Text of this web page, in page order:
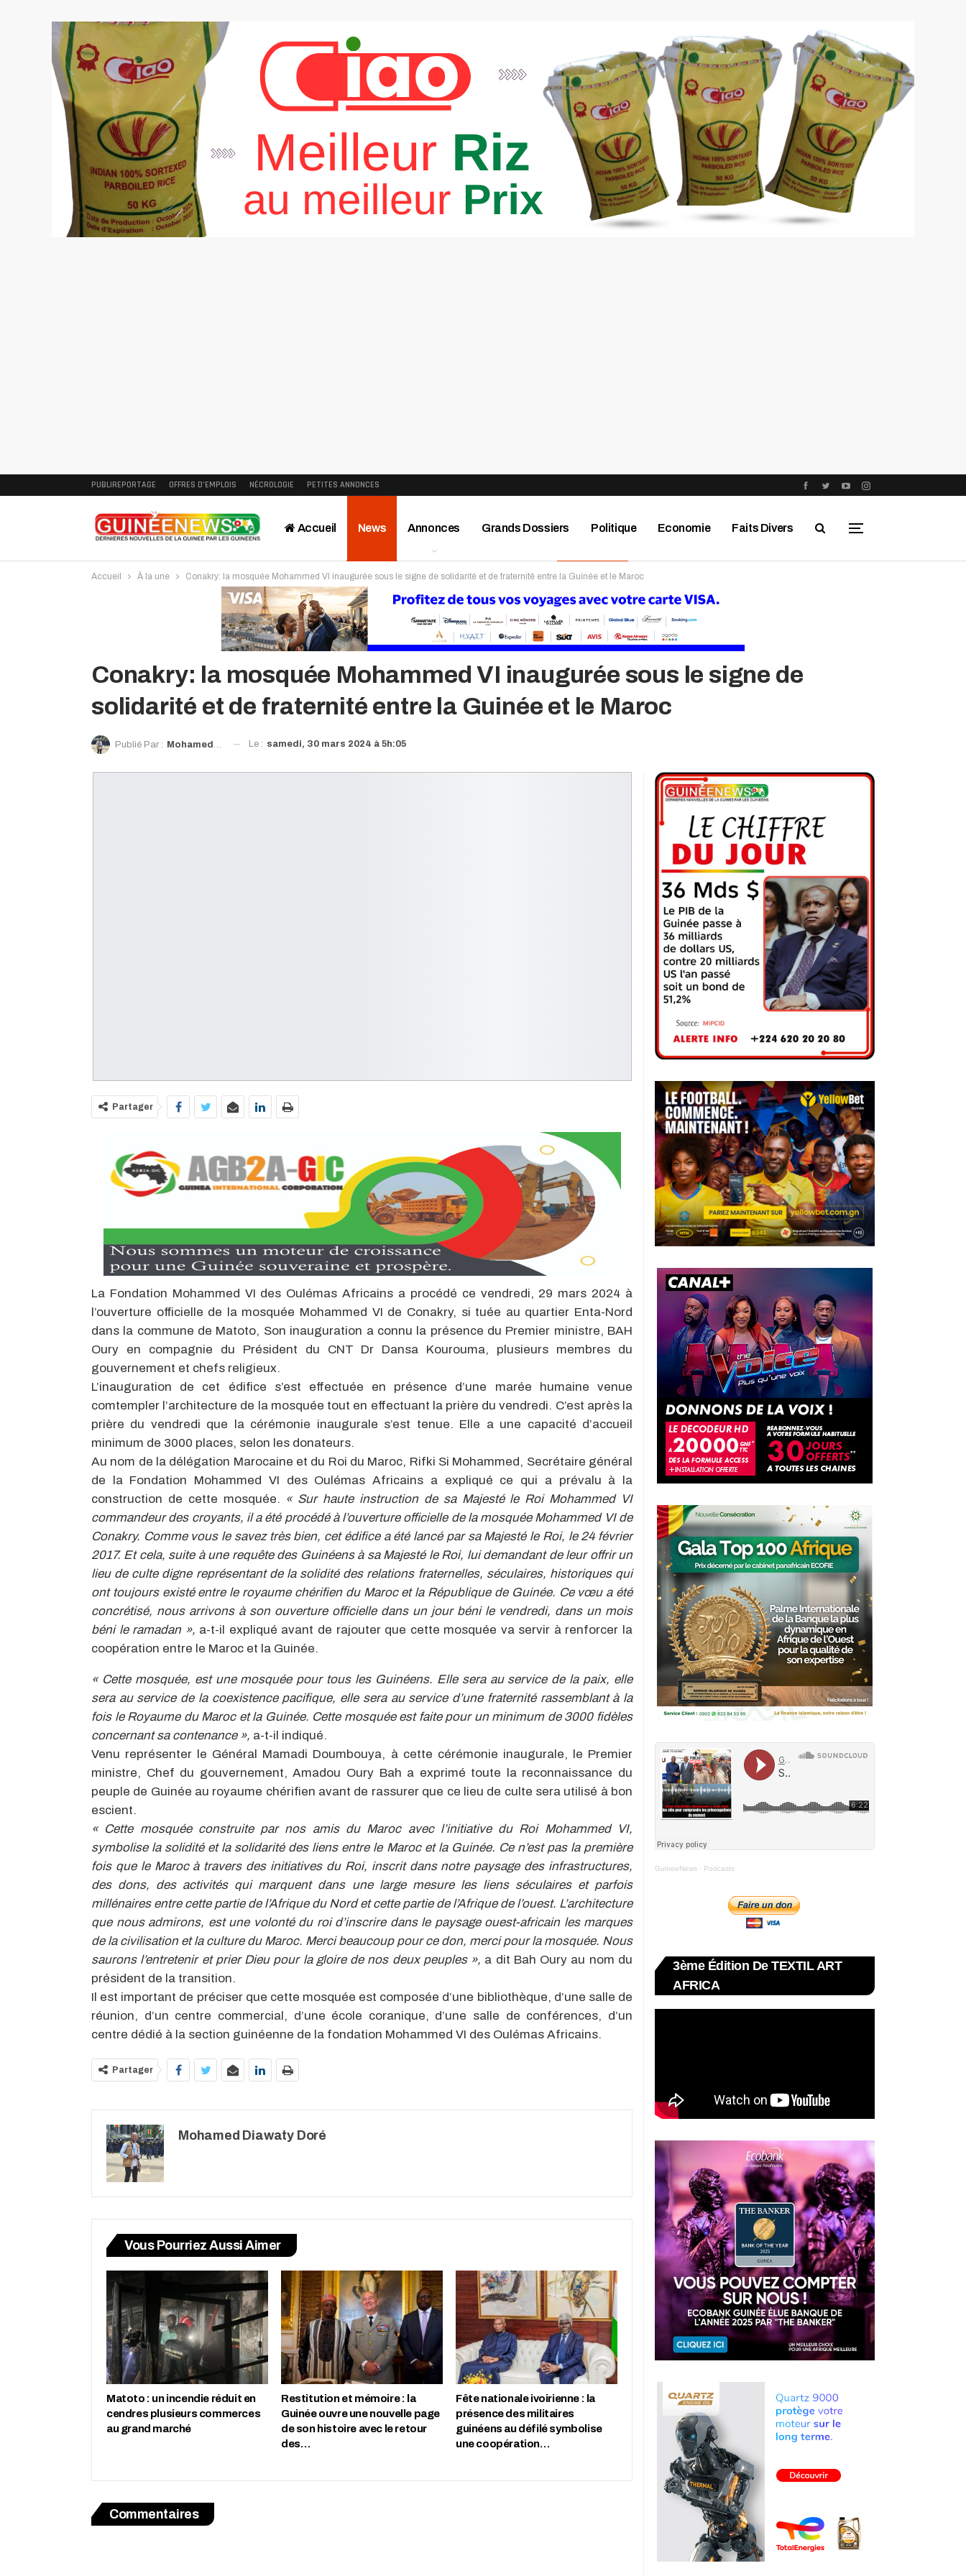
PUBLIREPORTAGE OFFRES D’EMPLOIS NÉCROLOGIE PETITES ANNONCES
Accueil News Annonces Grands Dossiers Politique Economie Faits Divers
Interviews Publireportage Région
Accueil À la une Conakry: la mosquée Mohammed VI inaugurée sous le signe de solidarité et de fraternité entre la Guinée et le Maroc
Conakry: la mosquée Mohammed VI inaugurée sous le signe de
solidarité et de fraternité entre la Guinée et le Maroc
Publié Par : Mohamed Diawaty Doré Le : samedi, 30 mars 2024 à 5h:05
Partager
La Fondation Mohammed VI des Oulémas Africains a procédé ce vendredi, 29 mars 2024 à
l’ouverture officielle de la mosquée Mohammed VI de Conakry, si tuée au quartier Enta-Nord
dans la commune de Matoto, Son inauguration a connu la présence du Premier ministre, BAH
Oury en compagnie du Président du CNT Dr Dansa Kourouma, plusieurs membres du
gouvernement et chefs religieux.
L’inauguration de cet édifice s’est effectuée en présence d’une marée humaine venue
comtempler l’architecture de la mosquée tout en effectuant la prière du vendredi. C’est après la
prière du vendredi que la cérémonie inaugurale s’est tenue. Elle a une capacité d’accueil
minimum de 3000 places, selon les donateurs.
Au nom de la délégation Marocaine et du Roi du Maroc, Rifki Si Mohammed, Secrétaire général
de la Fondation Mohammed VI des Oulémas Africains a expliqué ce qui a prévalu à la
construction de cette mosquée. « Sur haute instruction de sa Majesté le Roi Mohammed VI
commandeur des croyants, il a été procédé à l’ouverture officielle de la mosquée Mohammed VI de
Conakry. Comme vous le savez très bien, cet édifice a été lancé par sa Majesté le Roi, le 24 février
2017. Et cela, suite à une requête des Guinéens à sa Majesté le Roi, lui demandant de leur offrir un
lieu de culte digne représentant de la solidité des relations fraternelles, séculaires, historiques qui
ont toujours existé entre le royaume chérifien du Maroc et la République de Guinée. Ce vœu a été
concrétisé, nous arrivons à son ouverture officielle dans un jour béni le vendredi, dans un mois
béni le ramadan », a-t-il expliqué avant de rajouter que cette mosquée va servir à renforcer la
coopération entre le Maroc et la Guinée.
« Cette mosquée, est une mosquée pour tous les Guinéens. Elle sera au service de la paix, elle
sera au service de la coexistence pacifique, elle sera au service d’une fraternité rassemblant à la
fois le Royaume du Maroc et la Guinée. Cette mosquée est faite pour un minimum de 3000 fidèles
concernant sa contenance », a-t-il indiqué.
Venu représenter le Général Mamadi Doumbouya, à cette cérémonie inaugurale, le Premier
ministre, Chef du gouvernement, Amadou Oury Bah a exprimé toute la reconnaissance du
peuple de Guinée au royaume chérifien avant de rassurer que ce lieu de culte sera utilisé à bon
escient.
« Cette mosquée construite par nos amis du Maroc avec l’initiative du Roi Mohammed VI,
symbolise la solidité et la solidarité des liens entre le Maroc et la Guinée. Ce n’est pas la première
fois que le Maroc à travers des initiatives du Roi, inscrit dans notre paysage des infrastructures,
des dons, des activités qui marquent dans une large mesure les liens séculaires et parfois
millénaires entre cette partie de l’Afrique du Nord et cette partie de l’Afrique de l’ouest. L’architecture
que nous admirons, est une volonté du roi d’inscrire dans le paysage ouest-africain les marques
de la civilisation et la culture du Maroc. Merci beaucoup pour ce don, merci pour la mosquée. Nous
saurons l’entretenir et prier Dieu pour la gloire de nos deux peuples », a dit Bah Oury au nom du
président de la transition.
Il est important de préciser que cette mosquée est composée d’une bibliothèque, d’une salle de
réunion, d’un centre commercial, d’une école coranique, d’une salle de conférences, d’un
centre dédié à la section guinéenne de la fondation Mohammed VI des Oulémas Africains.
Partager
Mohamed Diawaty Doré
Vous Pourriez Aussi Aimer
Matoto : un incendie réduit en
cendres plusieurs commerces
au grand marché
Restitution et mémoire : la
Guinée ouvre une nouvelle page
de son histoire avec le retour
des…
Fête nationale ivoirienne : la
présence des militaires
guinéens au défilé symbolise
une coopération…
Commentaires
GuineeNews · Podcasts
3ème Édition De TEXTIL ART
AFRICA